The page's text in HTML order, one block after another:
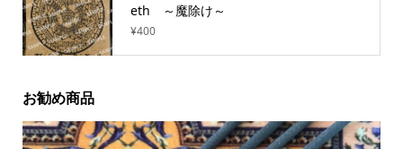
eth ～魔除け～
¥400
お勧め商品